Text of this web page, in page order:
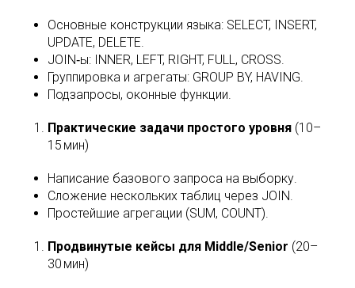
Основные конструкции языка: SELECT, INSERT,
UPDATE, DELETE.
JOIN‑ы: INNER, LEFT, RIGHT, FULL, CROSS.
Группировка и агрегаты: GROUP BY, HAVING.
Подзапросы, оконные функции.
Практические задачи простого уровня (10–
15 мин)
Написание базового запроса на выборку.
Сложение нескольких таблиц через JOIN.
Простейшие агрегации (SUM, COUNT).
Продвинутые кейсы для Middle/Senior (20–
30 мин)